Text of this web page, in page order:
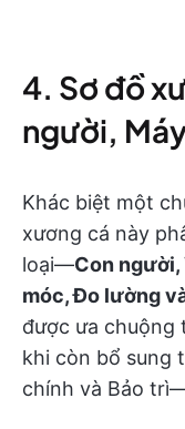
4. Sơ đồ
người,
Khác biệt một
xương cá này
loại—Con người,
móc, Đo lường
được ưa chuộng
khi còn bổ sung
chính và Bảo